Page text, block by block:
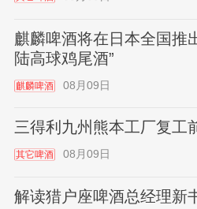
麒麟啤酒将在日本全国推
陆高球鸡尾酒”
麒麟啤酒 08月09日
三得利九州熊本工厂复工
其它啤酒 08月09日
解读猎户座啤酒总经理新